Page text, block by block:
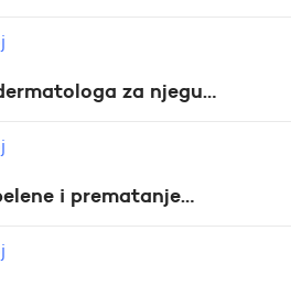
za njegu…
i prematanje…